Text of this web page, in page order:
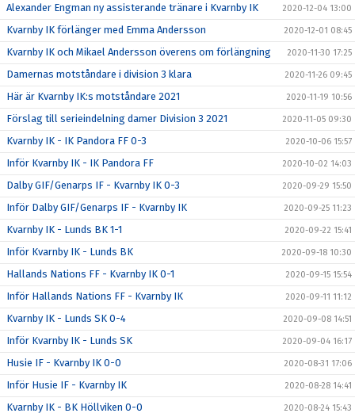
Alexander Engman ny assisterande tränare i Kvarnby IK 2020-12-04 13:00
Kvarnby IK förlänger med Emma Andersson 2020-12-01 08:45
Kvarnby IK och Mikael Andersson överens om förlängning 2020-11-30 17:25
Damernas motståndare i division 3 klara 2020-11-26 09:45
Här är Kvarnby IK:s motståndare 2021 2020-11-19 10:56
Förslag till serieindelning damer Division 3 2021 2020-11-05 09:30
Kvarnby IK - IK Pandora FF 0-3 2020-10-06 15:57
Inför Kvarnby IK - IK Pandora FF 2020-10-02 14:03
Dalby GIF/Genarps IF - Kvarnby IK 0-3 2020-09-29 15:50
Inför Dalby GIF/Genarps IF - Kvarnby IK 2020-09-25 11:23
Kvarnby IK - Lunds BK 1-1 2020-09-22 15:41
Inför Kvarnby IK - Lunds BK 2020-09-18 10:30
Hallands Nations FF - Kvarnby IK 0-1 2020-09-15 15:54
Inför Hallands Nations FF - Kvarnby IK 2020-09-11 11:12
Kvarnby IK - Lunds SK 0-4 2020-09-08 14:51
Inför Kvarnby IK - Lunds SK 2020-09-04 16:17
Husie IF - Kvarnby IK 0-0 2020-08-31 17:06
Inför Husie IF - Kvarnby IK 2020-08-28 14:41
Kvarnby IK - BK Höllviken 0-0 2020-08-24 15:43